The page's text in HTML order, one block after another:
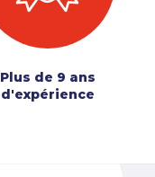
Plus de 9 ans
d'expérience